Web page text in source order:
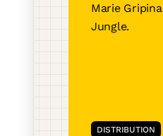
Marie
Jungle.
DISTRIBUTION